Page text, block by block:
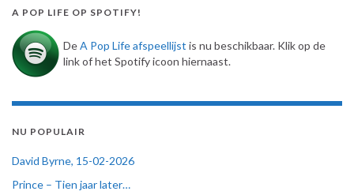
A POP LIFE OP SPOTIFY!
DeA Pop Life afspeellijst is nu beschikbaar. Klik op de
link of het Spotify icoon hiernaast.
NU POPULAIR
David Byrne, 15-02-2026
Prince – Tien jaar later…